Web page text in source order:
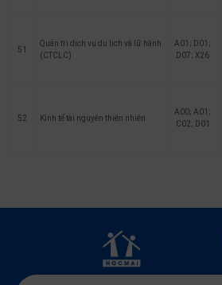
51
Quản trị dịch vụ du lịch và lữ hành
(CTCLC)
A01; D01;
D07; X26
52 Kinh tế tài nguyên thiên nhiên
A00; A01;
C02; D01